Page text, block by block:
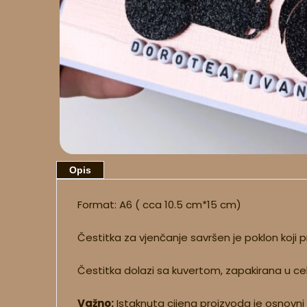
Opis
Format: A6 ( cca 10.5 cm*15 cm)
Čestitka za vjenčanje savršen je poklon koji
Čestitka dolazi sa kuvertom, zapakirana u
Važno:Istaknuta cijena proizvoda je